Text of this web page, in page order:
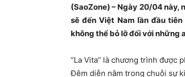
(SaoZone) – Ngày 20/04 này,
sẽ đến Việt Nam lần đầu
không thể bỏ lỡ đối với những
“La Vita” là chương trình được
Đêm diễn nằm trong chuỗi sự